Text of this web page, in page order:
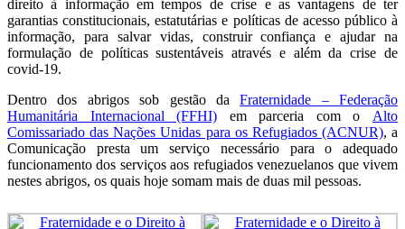
direito à informação em tempos de crise e as vantagens de ter
garantias constitucionais, estatutárias e políticas de acesso público à
informação, para salvar vidas, construir confiança e ajudar na
formulação de políticas sustentáveis através e além da crise de
covid-19.
Dentro dos abrigos sob gestão daFraternidade – Federação
Humanitária Internacional (FFHI) em parceria com oAlto
Comissariado das Nações Unidas para os Refugiados (ACNUR), a
Comunicação presta um serviço necessário para o adequado
funcionamento dos serviços aos refugiados venezuelanos que vivem
nestes abrigos, os quais hoje somam mais de duas mil pessoas.